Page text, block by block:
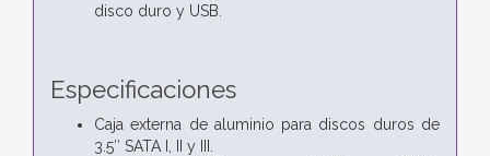
disco duro y USB.
Especificaciones
Caja externa de aluminio para discos duros de
3.5″ SATA I, II y III.